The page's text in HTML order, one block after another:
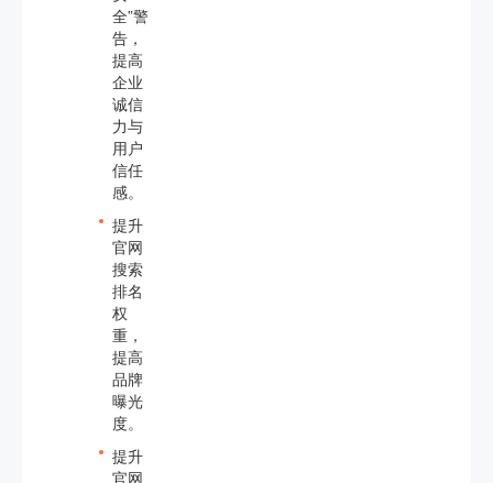
全”警
告，
提高
企业
诚信
力与
用户
信任
感。
提升
官网
搜索
排名
权
重，
提高
品牌
曝光
度。
提升
官网